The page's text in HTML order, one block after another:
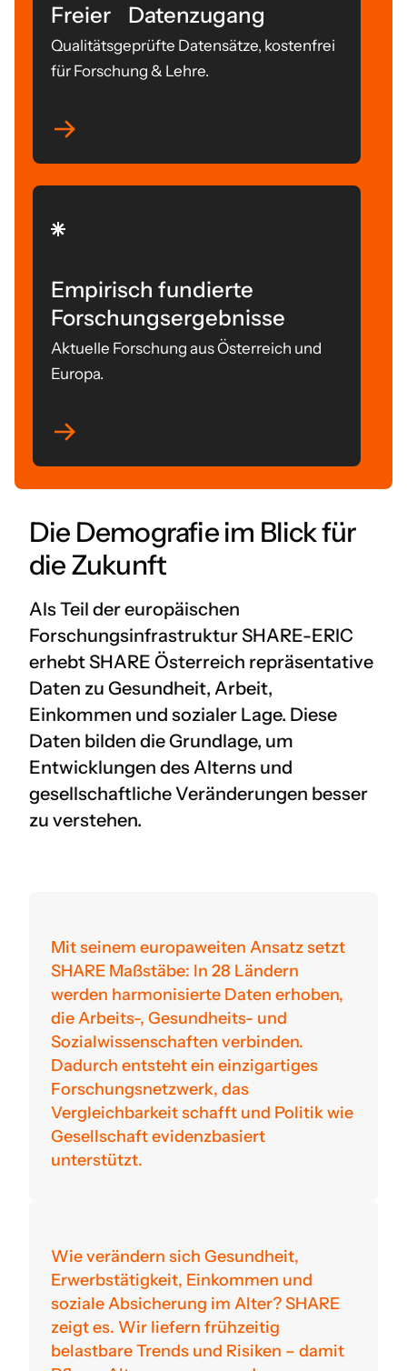
Freier Datenzugang
Qualitätsgeprüfte Datensätze, kostenfrei
für Forschung & Lehre.
Empirisch fundierte
Forschungsergebnisse
Aktuelle Forschung aus Österreich und
Europa.
Die Demografie im Blick für
die Zukunft
Als Teil der europäischen
Forschungsinfrastruktur SHARE-ERIC
erhebt SHARE Österreich repräsentative
Daten zu Gesundheit, Arbeit,
Einkommen und sozialer Lage. Diese
Daten bilden die Grundlage, um
Entwicklungen des Alterns und
gesellschaftliche Veränderungen besser
zu verstehen.
Mit seinem europaweiten Ansatz setzt
SHARE Maßstäbe: In 28 Ländern
werden harmonisierte Daten erhoben,
die Arbeits-, Gesundheits- und
Sozialwissenschaften verbinden.
Dadurch entsteht ein einzigartiges
Forschungsnetzwerk, das
Vergleichbarkeit schafft und Politik wie
Gesellschaft evidenzbasiert
unterstützt.
Wie verändern sich Gesundheit,
Erwerbstätigkeit, Einkommen und
soziale Absicherung im Alter? SHARE
zeigt es. Wir liefern frühzeitig
belastbare Trends und Risiken – damit